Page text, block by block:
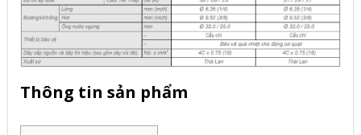
Thông tin sản phẩm